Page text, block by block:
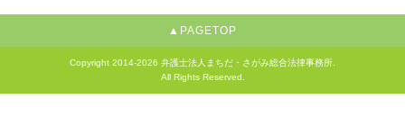
▲PAGETOP
Copyright 2014-2026 弁護士法人まちだ・さがみ総合法律事務所.
All Rights Reserved.